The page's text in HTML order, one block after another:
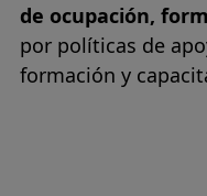
de ocupación,
por políticas de
formación y